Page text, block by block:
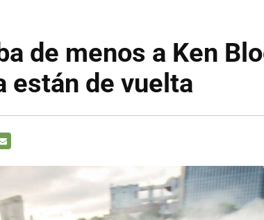
de menos a Ken
están de vuelta